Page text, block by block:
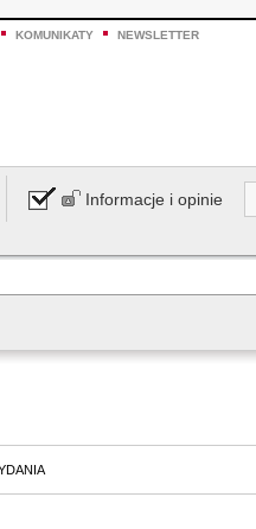
KOMUNIKATY NEWSLETTER
Informacje i opinie